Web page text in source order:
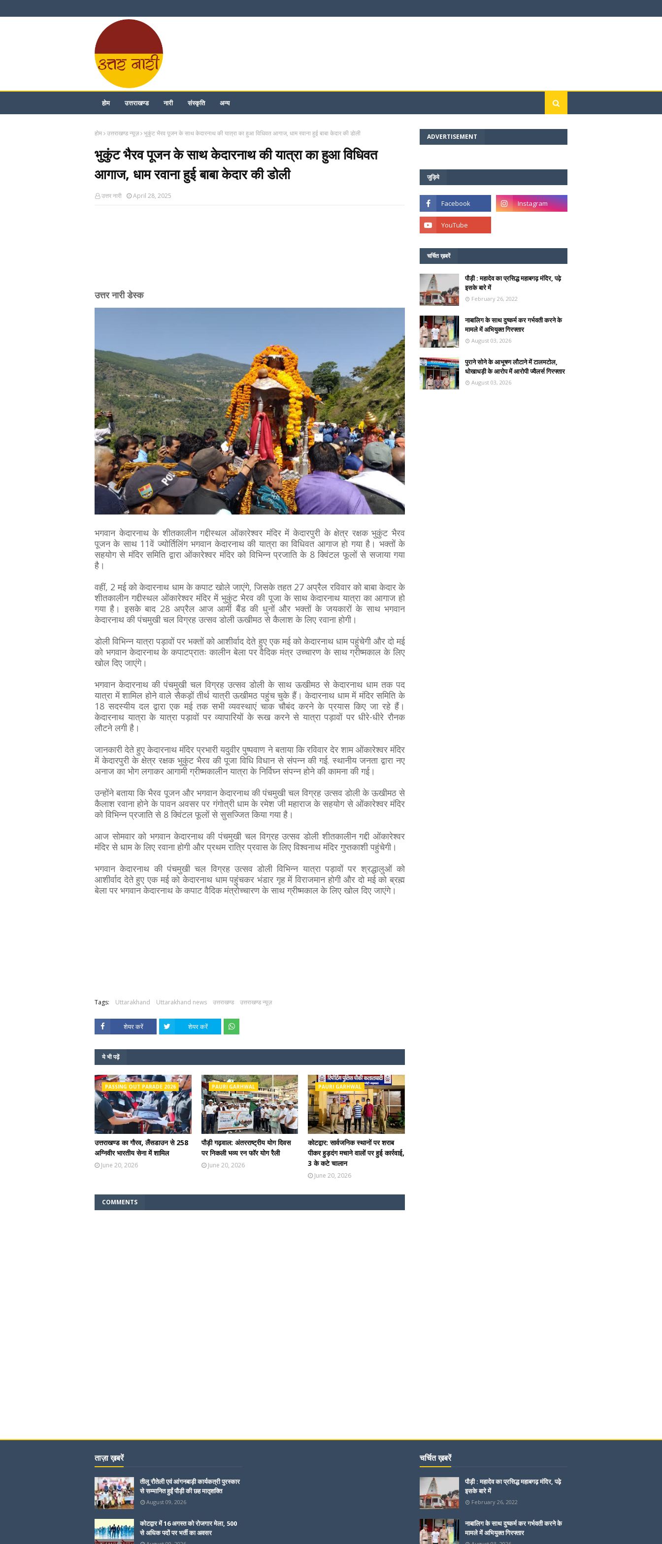
होम उत्तराखण्ड नारी संस्कृति अन्य
होम उत्तराखण्ड न्यूज़ भुकुंट भैरव पूजन के साथ केदारनाथ की यात्रा का हुआ विधिवत आगाज, धाम रवाना हुई बाबा केदार की डोली
भुकुंट भैरव पूजन के साथ केदारनाथ की यात्रा का हुआ विधिवत
आगाज, धाम रवाना हुई बाबा केदार की डोली
उत्तर नारी April 28, 2025
उत्तर नारी डेस्क
भगवान केदारनाथ के शीतकालीन गद्दीस्थल ओंकारेश्वर मंदिर में केदारपुरी के क्षेत्र रक्षक भुकुंट भैरव
पूजन के साथ 11वें ज्योर्तिलिंग भगवान केदारनाथ की यात्रा का विधिवत आगाज हो गया है। भक्तों के
सहयोग से मंदिर समिति द्वारा ओंकारेश्वर मंदिर को विभिन्न प्रजाति के 8 क्विंटल फूलों से सजाया गया
है।
वहीं, 2 मई को केदारनाथ धाम के कपाट खोले जाएंगे, जिसके तहत 27 अप्रैल रविवार को बाबा केदार के
शीतकालीन गद्दीस्थल ओंकारेश्वर मंदिर में भुकुंट भैरव की पूजा के साथ केदारनाथ यात्रा का आगाज हो
गया है। इसके बाद 28 अप्रैल आज आर्मी बैंड की धुनों और भक्तों के जयकारों के साथ भगवान
केदारनाथ की पंचमुखी चल विग्रह उत्सव डोली ऊखीमठ से कैलाश के लिए रवाना होगी।
डोली विभिन्न यात्रा पड़ावों पर भक्तों को आशीर्वाद देते हुए एक मई को केदारनाथ धाम पहुंचेगी और दो मई
को भगवान केदारनाथ के कपाटप्रातः कालीन बेला पर वैदिक मंत्र उच्चारण के साथ ग्रीष्मकाल के लिए
खोल दिए जाएंगे।
भगवान केदारनाथ की पंचमुखी चल विग्रह उत्सव डोली के साथ ऊखीमठ से केदारनाथ धाम तक पद
यात्रा में शामिल होने वाले सैकड़ों तीर्थ यात्री ऊखीमठ पहुंच चुके हैं। केदारनाथ धाम में मंदिर समिति के
18 सदस्यीय दल द्वारा एक मई तक सभी व्यवस्थाएं चाक चौबंद करने के प्रयास किए जा रहे हैं।
केदारनाथ यात्रा के यात्रा पड़ावों पर व्यापारियों के रूख करने से यात्रा पड़ावों पर धीरे-धीरे रौनक
लौटने लगी है।
जानकारी देते हुए केदारनाथ मंदिर प्रभारी यदुवीर पुष्पवाण ने बताया कि रविवार देर शाम ओंकारेश्वर मंदिर
में केदारपुरी के क्षेत्र रक्षक भुकुंट भैरव की पूजा विधि विधान से संपन्न की गई. स्थानीय जनता द्वारा नए
अनाज का भोग लगाकर आगामी ग्रीष्मकालीन यात्रा के निर्विघ्न संपन्न होने की कामना की गई।
उन्होंने बताया कि भैरव पूजन और भगवान केदारनाथ की पंचमुखी चल विग्रह उत्सव डोली के ऊखीमठ से
कैलाश रवाना होने के पावन अवसर पर गंगोत्री धाम के रमेश जी महाराज के सहयोग से ओंकारेश्वर मंदिर
को विभिन्न प्रजाति से 8 क्विंटल फूलों से सुसज्जित किया गया है।
आज सोमवार को भगवान केदारनाथ की पंचमुखी चल विग्रह उत्सव डोली शीतकालीन गद्दी ओंकारेश्वर
मंदिर से धाम के लिए रवाना होगी और प्रथम रात्रि प्रवास के लिए विश्वनाथ मंदिर गुप्तकाशी पहुंचेगी।
भगवान केदारनाथ की पंचमुखी चल विग्रह उत्सव डोली विभिन्न यात्रा पड़ावों पर श्रद्धालुओं को
आशीर्वाद देते हुए एक मई को केदारनाथ धाम पहुंचकर भंडार गृह में विराजमान होगी और दो मई को ब्रह्म
बेला पर भगवान केदारनाथ के कपाट वैदिक मंत्रोच्चारण के साथ ग्रीष्मकाल के लिए खोल दिए जाएंगे।
Tags: Uttarakhand Uttarakhand news उत्तराखण्ड उत्तराखण्ड न्यूज़
शेयर करें शेयर करें
ये भी पढ़ें
PASSING OUT PARADE 2026
उत्तराखण्ड का गौरव, लैंसडाउन से 258
अग्निवीर भारतीय सेना में शामिल
June 20, 2026
PAURI GARHWAL
पौड़ी गढ़वाल: अंतरराष्ट्रीय योग दिवस
पर निकली भव्य रन फॉर योग रैली
June 20, 2026
PAURI GARHWAL
कोटद्वार: सार्वजनिक स्थानों पर शराब
पीकर हुड़दंग मचाने वालों पर हुई कार्रवाई,
3 के कटे चालान
June 20, 2026
COMMENTS
ADVERTISEMENT
जुड़िये
चर्चित ख़बरें
पौड़ी : महादेव का प्रसिद्ध महाबगढ़ मंदिर, पढ़े
इसके बारे में
February 26, 2022
नाबालिग के साथ दुष्कर्म कर गर्भवती करने के
मामले में अभियुक्त गिरफ्तार
August 03, 2026
पुराने सोने के आभूषण लौटाने में टालमटोल,
धोखाधड़ी के आरोप में आरोपी ज्वैलर्स गिरफ्तार
August 03, 2026
ताज़ा ख़बरें
तीलू रौतेली एवं आंगनबाड़ी कार्यकत्री पुरस्कार
से सम्मानित हुईं पौड़ी की छह मातृशक्ति
August 09, 2026
कोटद्वार में 16 अगस्त को रोजगार मेला, 500
से अधिक पदों पर भर्ती का अवसर
चर्चित ख़बरें
पौड़ी : महादेव का प्रसिद्ध महाबगढ़ मंदिर, पढ़े
इसके बारे में
February 26, 2022
नाबालिग के साथ दुष्कर्म कर गर्भवती करने के
मामले में अभियुक्त गिरफ्तार